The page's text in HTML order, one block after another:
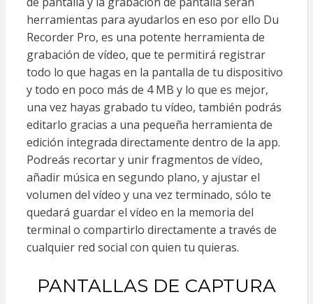
herramientas para ayudarlos en eso por ello Du
Recorder Pro, es una potente herramienta de
grabación de vídeo, que te permitirá registrar
todo lo que hagas en la pantalla de tu dispositivo
y todo en poco más de 4 MB y lo que es mejor,
una vez hayas grabado tu vídeo, también podrás
editarlo gracias a una pequeña herramienta de
edición integrada directamente dentro de la app.
Podreás recortar y unir fragmentos de vídeo,
añadir música en segundo plano, y ajustar el
volumen del vídeo y una vez terminado, sólo te
quedará guardar el vídeo en la memoria del
terminal o compartirlo directamente a través de
cualquier red social con quien tu quieras.
PANTALLAS DE CAPTURA